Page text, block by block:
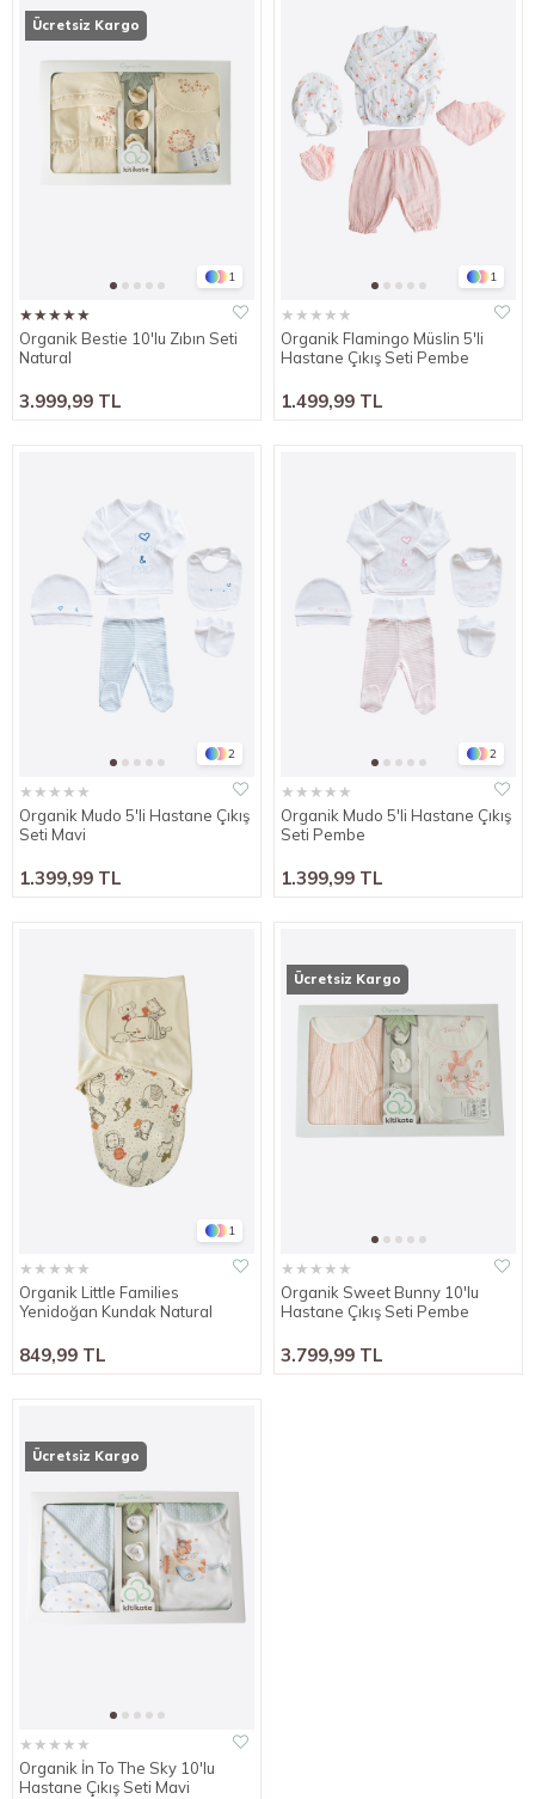
1
★★★★★
Organik Bestie 10'lu Zıbın Seti
Natural
3.999,99 TL
Ücretsiz Kargo
1
★★★★★
Organik Flamingo Müslin 5'li
Hastane Çıkış Seti Pembe
1.499,99 TL
2
★★★★★
Organik Mudo 5'li Hastane Çıkış
Seti Mavi
1.399,99 TL
2
★★★★★
Organik Mudo 5'li Hastane Çıkış
Seti Pembe
1.399,99 TL
1
★★★★★
Organik Little Families
Yenidoğan Kundak Natural
849,99 TL
★★★★★
Organik Sweet Bunny 10'lu
Hastane Çıkış Seti Pembe
3.799,99 TL
Ücretsiz Kargo
★★★★★
Organik İn To The Sky 10'lu
Hastane Çıkış Seti Mavi
Ücretsiz Kargo